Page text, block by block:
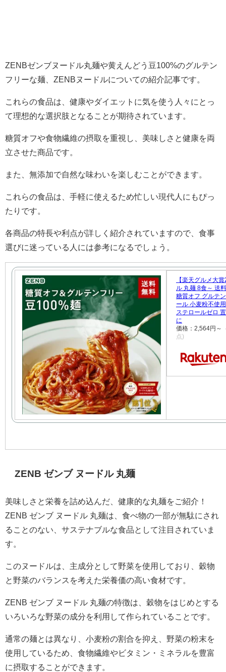
ZENBゼンブヌードル丸麺や黄えんどう豆100%のグルテン
フリーな麺、ZENBヌードルについての紹介記事です。
これらの食品は、健康やダイエットに気を使う人々にとっ
て理想的な選択肢となることが期待されています。
糖質オフや食物繊維の摂取を重視し、美味しさと健康を両
立させた商品です。
また、無添加で自然な味わいを楽しむことができます。
これらの食品は、手軽に使えるため忙しい現代人にもぴっ
たりです。
各商品の特長や利点が詳しく紹介されていますので、食事
選びに迷っている人には参考になるでしょう。
【楽天グルメ大
ル 丸麺 8食～ 送
糖質オフ グルテ
ール 小麦粉不使
ステロールゼロ
に
価格：2,564円～
点)
ZENB ゼンブ ヌードル 丸麺
美味しさと栄養を詰め込んだ、健康的な丸麺をご紹介！
ZENB ゼンブ ヌードル 丸麺は、食べ物の一部が無駄にされ
ることのない、サステナブルな食品として注目されていま
す。
このヌードルは、主成分として野菜を使用しており、穀物
と野菜のバランスを考えた栄養価の高い食材です。
ZENB ゼンブ ヌードル 丸麺の特徴は、穀物をはじめとする
いろいろな野菜の成分を利用して作られていることです。
通常の麺とは異なり、小麦粉の割合を抑え、野菜の粉末を
使用しているため、食物繊維やビタミン・ミネラルを豊富
に摂取することができます。